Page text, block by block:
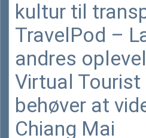
kultur til
TravelPod –
andres
Virtual
behøver at
Chiang Mai